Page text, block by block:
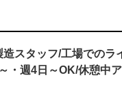
スタッフ/工場でのラ
・週4日～OK/休憩中